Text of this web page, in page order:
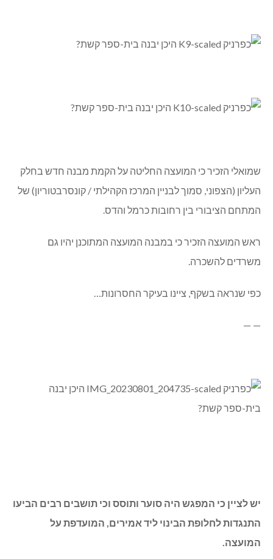
שמואלי הזכיר כי המועצה החליטה על הקמת מבנה חדש בחלק
העליון (הצפוני, סמוך לבניין המרכז הקהילתי / קונסרבטוריון) של
המתחם הציבורי בין רחובות כרמל והדס.
ראש המועצה הזכיר כי במבנה המועצה המתוכנן יהיו גם
משרדים להשכרה.
כפי שנראה בשקף, ציינו בעיקר החסרונות…
— —
יש לציין כי המפגש היה סוער ותוסס וכי תושבים רבים הביעו
התנגדות לחלופת הבינוי ליד אמירים, המועדפת על
המועצה.